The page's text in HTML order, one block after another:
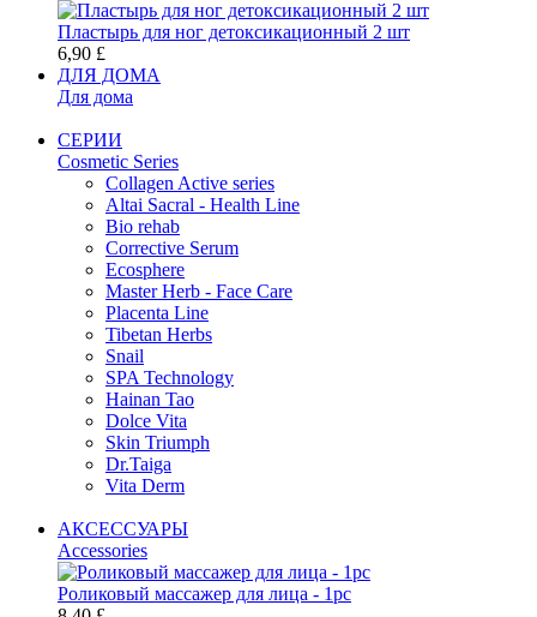
Пластырь для ног детоксикационный 2 шт
6,90 £
ДЛЯ ДОМА
Для дома
СЕРИИ
Cosmetic Series
Collagen Active series
Altai Sacral - Health Line
Bio rehab
Corrective Serum
Ecosphere
Master Herb - Face Care
Placenta Line
Tibetan Herbs
Snail
SPA Technology
Hainan Tao
Dolce Vita
Skin Triumph
Dr.Taiga
Vita Derm
АКСЕССУАРЫ
Accessories
Роликовый массажер для лица - 1pc